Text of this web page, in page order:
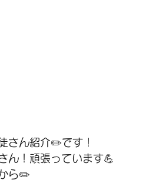
さん紹介✏️です！
ん！頑張っています💪
ら✏️